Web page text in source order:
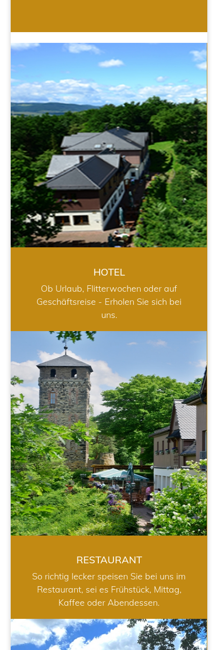
HOTEL
HOTEL
Ob Urlaub, Flitterwochen oder auf
Geschäftsreise - Erholen Sie sich bei
uns.
RESTAURANT
RESTAURANT
So richtig lecker speisen Sie bei uns im
Restaurant, sei es Frühstück, Mittag,
Kaffee oder Abendessen.